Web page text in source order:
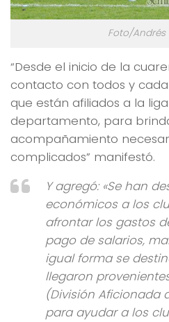
Foto/Andrés
“Desde el inicio de la
contacto con todos y
que están afiliados a la
departamento, para
acompañamiento
complicados” manifestó.
Y agregó: «Se han
económicos a los
afrontar los gastos
pago de salarios,
igual forma se
llegaron provenientes
(División Aficionada
para ayudar a los